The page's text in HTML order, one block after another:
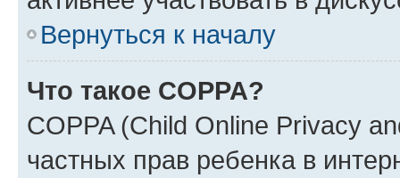
Вернуться к началу
Что такое COPPA?
COPPA (Child Online Privacy
частных прав ребенка в